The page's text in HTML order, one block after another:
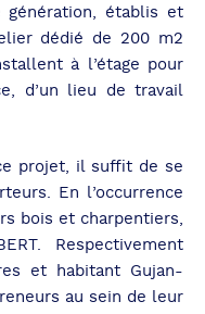
génération, établis et
dédié de 200 m2
à l’étage pour
d’un lieu de travail
projet, il suffit de se
En l’occurrence
bois et charpentiers,
Respectivement
et habitant Gujan-
au sein de leur